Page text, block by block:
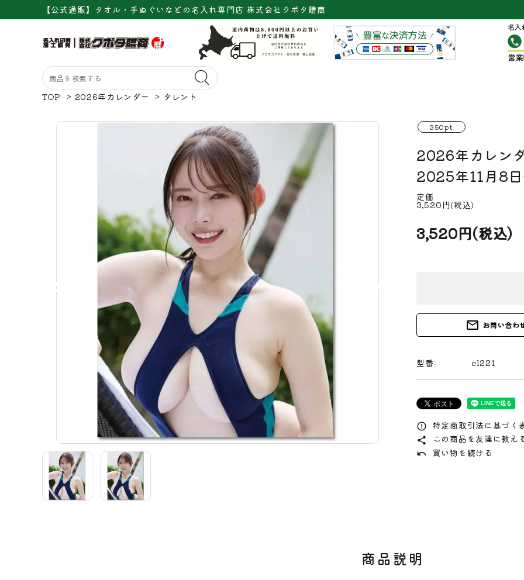
【公式通販】タオル・手ぬぐいなどの名入れ専門店 株式会社クボタ贈商
TOP > 2026年カレンダー > タレント
350pt
2026年カレン
2025年11月8
定価
3,520円(税込)
3,520円(税込)
mail_outline お問い合わ
型番: cl221
error_outline 特定商取引法に基づく
share この商品を友達に教え
undo 買い物を続ける
商品説明